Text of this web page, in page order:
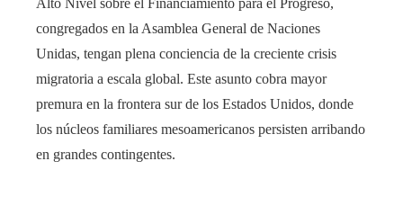
congregados en la Asamblea General de Naciones
Unidas, tengan plena conciencia de la creciente crisis
migratoria a escala global. Este asunto cobra mayor
premura en la frontera sur de los Estados Unidos, donde
los núcleos familiares mesoamericanos persisten arribando
en grandes contingentes.